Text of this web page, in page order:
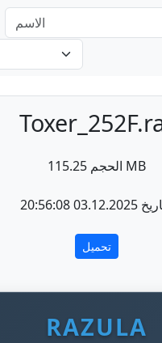
الحجم 115.25 MB
20:56:08
تحميل
RAZULA